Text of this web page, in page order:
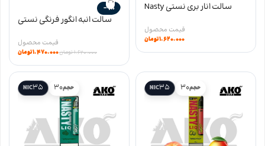
سالت انار بری نستی Nasty
LIQ
۱.۶۲۰.۰۰۰تومان
-9%
سالت انبه انگور فرنگی نستی
salt سری LIQ
۱.۶۲۰.۰۰۰تومان۱.۴۷۰.۰۰۰تومان
حجم30
35
NIC حجم30
35
NIC